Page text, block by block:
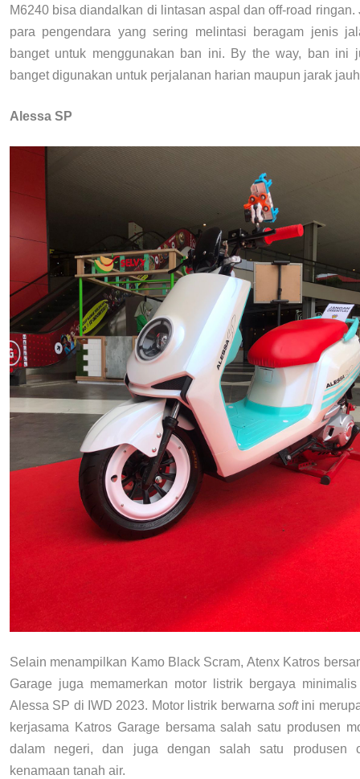
M6240 bisa diandalkan di lintasan aspal dan off-road ringan.
para pengendara yang sering melintasi beragam jenis
banget untuk menggunakan ban ini. By the way, ban ini
banget digunakan untuk perjalanan harian maupun jarak
Alessa SP
Selain menampilkan Kamo Black Scram, Atenx Katros
Garage juga memamerkan motor listrik bergaya
Alessa SP di IWD 2023. Motor listrik berwarna softini
kerjasama Katros Garage bersama salah satu produsen
dalam negeri, dan juga dengan salah satu produsen
kenamaan tanah air.